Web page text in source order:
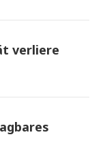
Tablets,
bei.
verliere
hinzufügen, um
Sie uns